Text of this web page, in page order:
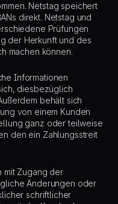
Netstag speichert
direkt. Netstag und
Prüfungen
der Herkunft und des
machen können.
Informationen
diesbezüglich
behält sich
von einem Kunden
ganz oder teilweise
den ein Zahlungsstreit
mit Zugang der
Änderungen oder
schriftlicher